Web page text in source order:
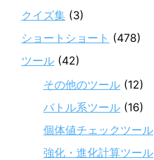
クイズ集 (3)
ショートショート (478)
ツール (42)
その他のツール (12)
バトル系ツール (16)
個体値チェックツール
強化・進化計算ツール